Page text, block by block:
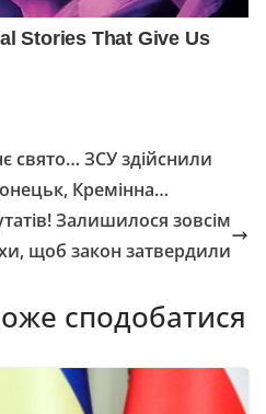
свято… ЗСУ здійснили
Кремінна…
Залишилося зовсім
щоб закон затвердили
сподобатися